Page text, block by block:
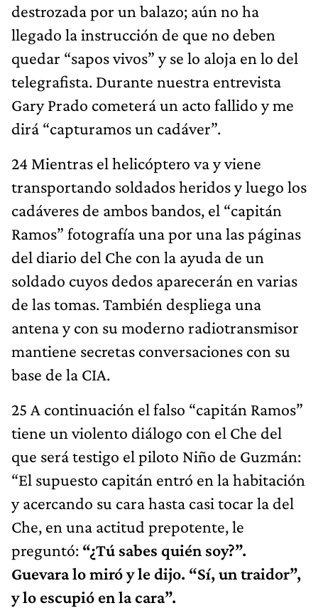
destrozada por un balazo; aún no ha
llegado la instrucción de que no deben
quedar “sapos vivos” y se lo aloja en lo del
telegrafista. Durante nuestra entrevista
Gary Prado cometerá un acto fallido y me
dirá “capturamos un cadáver”.
24 Mientras el helicóptero va y viene
transportando soldados heridos y luego los
cadáveres de ambos bandos, el “capitán
Ramos” fotografía una por una las páginas
del diario del Che con la ayuda de un
soldado cuyos dedos aparecerán en varias
de las tomas. También despliega una
antena y con su moderno radiotransmisor
mantiene secretas conversaciones con su
base de la CIA.
25 A continuación el falso “capitán Ramos”
tiene un violento diálogo con el Che del
que será testigo el piloto Niño de Guzmán:
“El supuesto capitán entró en la habitación
y acercando su cara hasta casi tocar la del
Che, en una actitud prepotente, le
preguntó: “¿Tú sabes quién soy?”.
Guevara lo miró y le dijo. “Sí, un traidor”,
y lo escupió en la cara”.